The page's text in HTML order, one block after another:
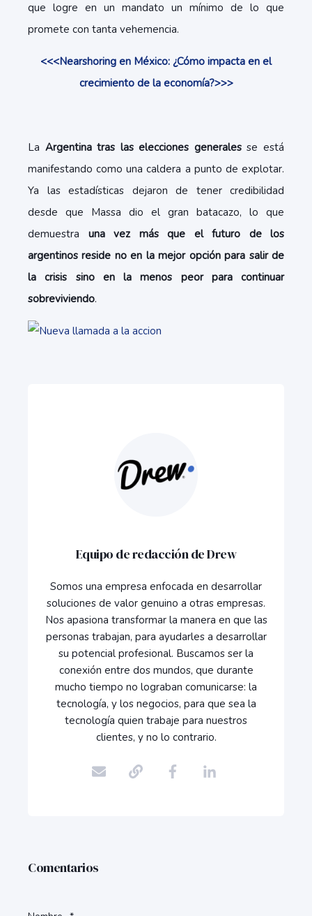
que logre en un mandato un mínimo de lo que
promete con tanta vehemencia.
<<<Nearshoring en México: ¿Cómo impacta en el
crecimiento de la economía?>>>
La Argentina tras las elecciones generalesse está
manifestando como una caldera a punto de explotar.
Ya las estadísticas dejaron de tener credibilidad
desde que Massa dio el gran batacazo, lo que
demuestra una vez más que el futuro de los
argentinos reside no en la mejor opción para salir de
la crisis sino en la menos peor para continuar
sobreviviendo.
Equipo de redacción de Drew
Somos una empresa enfocada en desarrollar
soluciones de valor genuino a otras empresas.
Nos apasiona transformar la manera en que las
personas trabajan, para ayudarles a desarrollar
su potencial profesional. Buscamos ser la
conexión entre dos mundos, que durante
mucho tiempo no lograban comunicarse: la
tecnología, y los negocios, para que sea la
tecnología quien trabaje para nuestros
clientes, y no lo contrario.
Comentarios